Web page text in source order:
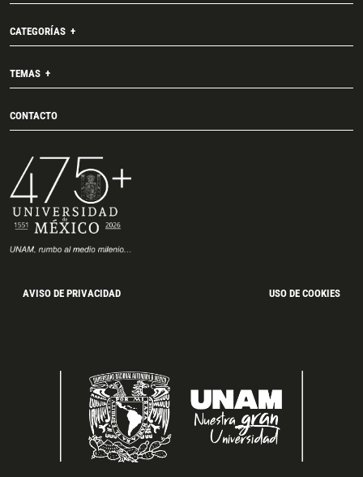
CATEGORÍAS
TEMAS
CONTACTO
AVISO DE PRIVACIDAD USO DE COOKIES